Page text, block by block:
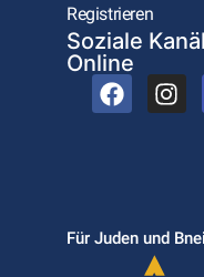
Registrieren
Soziale
Online
Für Juden und